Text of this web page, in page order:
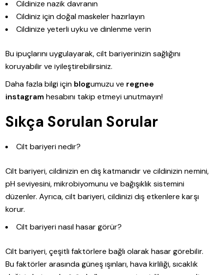
Cildinize nazik davranın
Cildiniz için doğal maskeler hazırlayın
Cildinize yeterli uyku ve dinlenme verin
Bu ipuçlarını uygulayarak, cilt bariyerinizin sağlığını
koruyabilir ve iyileştirebilirsiniz.
Daha fazla bilgi için blogumuzu ve regnee
instagram hesabını takip etmeyi unutmayın!
Sıkça Sorulan Sorular
Cilt bariyeri nedir?
Cilt bariyeri, cildinizin en dış katmanıdır ve cildinizin nemini,
pH seviyesini, mikrobiyomunu ve bağışıklık sistemini
düzenler. Ayrıca, cilt bariyeri, cildinizi dış etkenlere karşı
korur.
Cilt bariyeri nasıl hasar görür?
Cilt bariyeri, çeşitli faktörlere bağlı olarak hasar görebilir.
Bu faktörler arasında güneş ışınları, hava kirliliği, sıcaklık